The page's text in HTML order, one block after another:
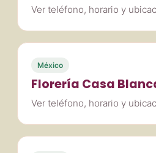
Ver teléfono, horario y
México
Florería Casa
Ver teléfono, horario y